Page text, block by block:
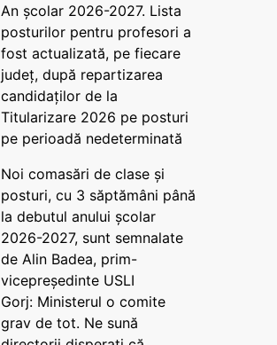
An școlar 2026-2027. Lista
posturilor pentru profesori a
fost actualizată, pe fiecare
județ, după repartizarea
candidaților de la
Titularizare 2026 pe posturi
pe perioadă nedeterminată
Noi comasări de clase și
posturi, cu 3 săptămâni până
la debutul anului școlar
2026-2027, sunt semnalate
de Alin Badea, prim-
vicepreședinte USLI
Gorj: Ministerul o comite
grav de tot. Ne sună